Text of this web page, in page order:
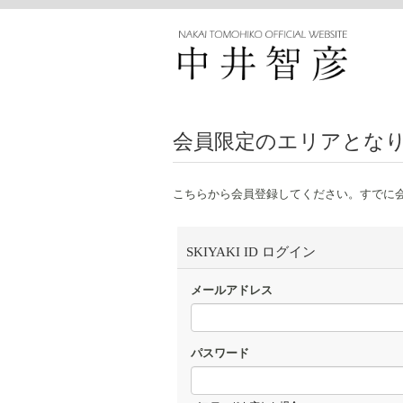
会員限定のエリアとなり
こちらから会員登録してください。すでに
SKIYAKI ID ログイン
メールアドレス
パスワード